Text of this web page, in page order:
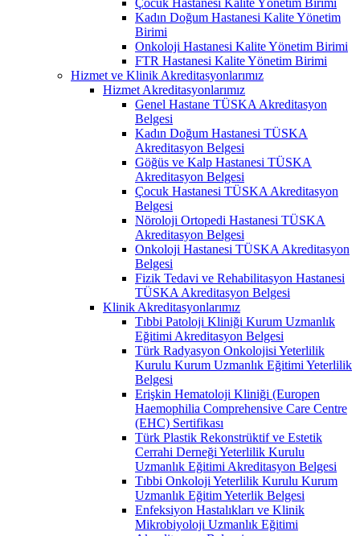
Kadın Doğum Hastanesi Kalite Yönetim
Birimi
Onkoloji Hastanesi Kalite Yönetim Birimi
FTR Hastanesi Kalite Yönetim Birimi
Hizmet ve Klinik Akreditasyonlarımız
Hizmet Akreditasyonlarımız
Genel Hastane TÜSKA Akreditasyon
Belgesi
Kadın Doğum Hastanesi TÜSKA
Akreditasyon Belgesi
Göğüs ve Kalp Hastanesi TÜSKA
Akreditasyon Belgesi
Çocuk Hastanesi TÜSKA Akreditasyon
Belgesi
Nöroloji Ortopedi Hastanesi TÜSKA
Akreditasyon Belgesi
Onkoloji Hastanesi TÜSKA Akreditasyon
Belgesi
Fizik Tedavi ve Rehabilitasyon Hastanesi
TÜSKA Akreditasyon Belgesi
Klinik Akreditasyonlarımız
Tıbbi Patoloji Kliniği Kurum Uzmanlık
Eğitimi Akreditasyon Belgesi
Türk Radyasyon Onkolojisi Yeterlilik
Kurulu Kurum Uzmanlık Eğitimi Yeterlilik
Belgesi
Erişkin Hematoloji Kliniği (Europen
Haemophilia Comprehensive Care Centre
(EHC) Sertifikası
Türk Plastik Rekonstrüktif ve Estetik
Cerrahi Derneği Yeterlilik Kurulu
Uzmanlık Eğitimi Akreditasyon Belgesi
Tıbbi Onkoloji Yeterlilik Kurulu Kurum
Uzmanlık Eğitim Yeterlik Belgesi
Enfeksiyon Hastalıkları ve Klinik
Mikrobiyoloji Uzmanlık Eğitimi